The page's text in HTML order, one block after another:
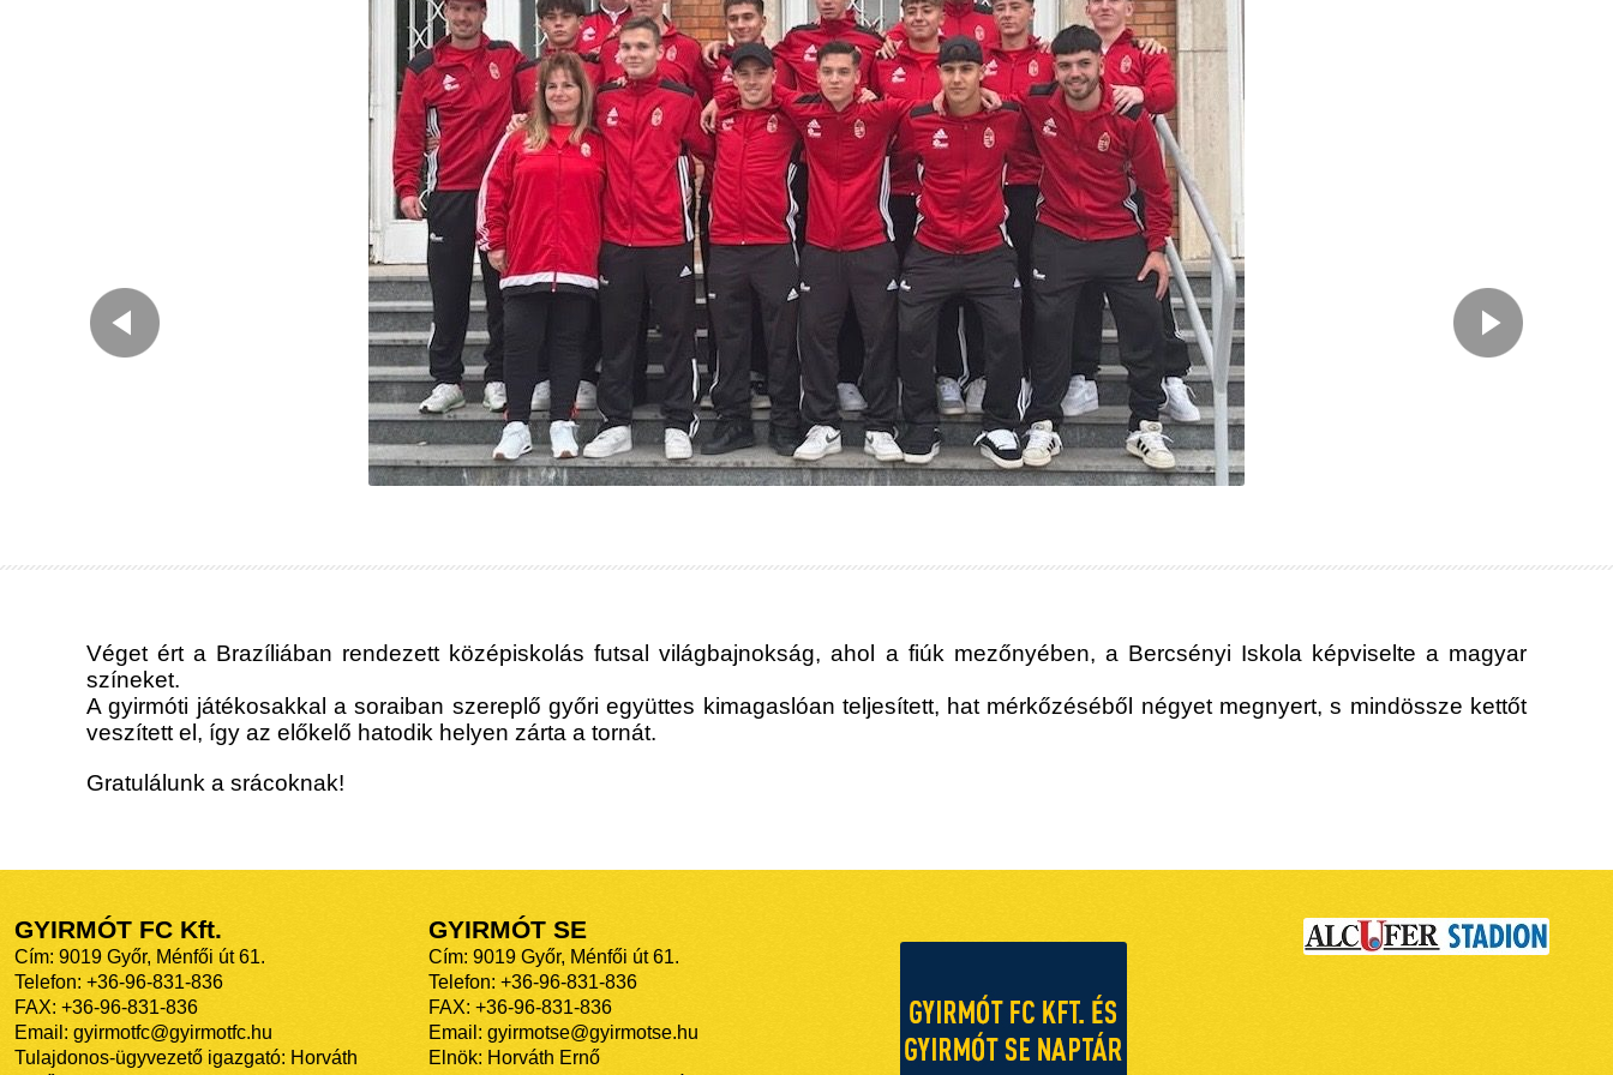
Véget ért a Brazíliában rendezett középiskolás futsal világbajnokság, ahol a fiúk mezőnyében, a Bercsényi Iskola képviselte a magyar
színeket.
A gyirmóti játékosakkal a soraiban szereplő győri együttes kimagaslóan teljesített, hat mérkőzéséből négyet megnyert, s mindössze kettőt
veszített el, így az előkelő hatodik helyen zárta a tornát.
Gratulálunk a srácoknak!
GYIRMÓT FC Kft.
Cím: 9019 Győr, Ménfői út 61.
Telefon: +36-96-831-836
FAX: +36-96-831-836
Email: gyirmotfc@gyirmotfc.hu
Tulajdonos-ügyvezető igazgató: Horváth
GYIRMÓT SE
Cím: 9019 Győr, Ménfői út 61.
Telefon: +36-96-831-836
FAX: +36-96-831-836
Email: gyirmotse@gyirmotse.hu
Elnök: Horváth Ernő